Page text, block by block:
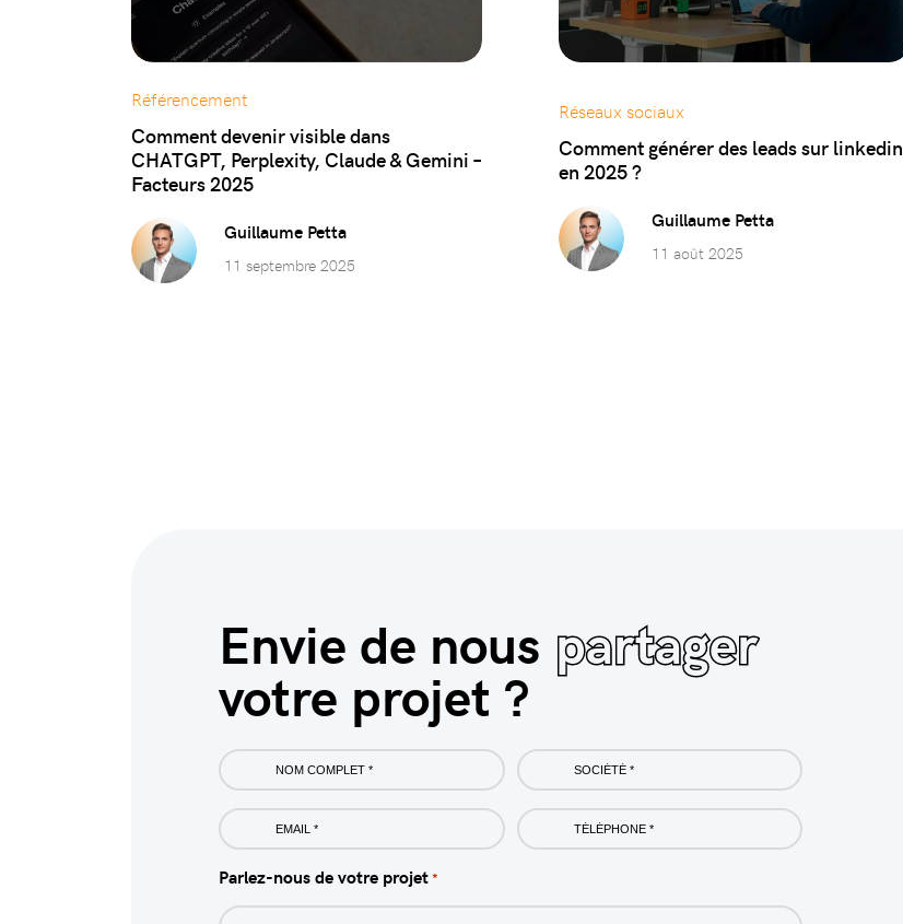
Référencement
Comment devenir visible dans
CHATGPT, Perplexity, Claude & Gemini –
Facteurs 2025
Guillaume Petta
11 septembre 2025
Réseaux sociaux
Comment générer des leads sur linkedin
en 2025 ?
Guillaume Petta
11 août 2025
Envie de nous partager
votre projet ?
Nom
complet
*
Société
*
Email
*
Phone
*
Parlez-nous de votre projet*